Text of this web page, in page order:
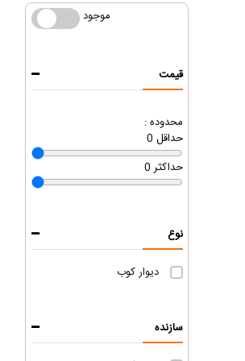
موجود موجود
قیمت
محدوده :
0 حداقل
0 حداکثر
نوع
دیوار کوب
سازنده